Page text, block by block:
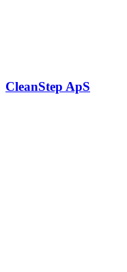
CleanStep ApS